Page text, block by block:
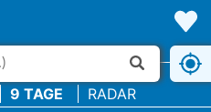
9 TAGE RADAR